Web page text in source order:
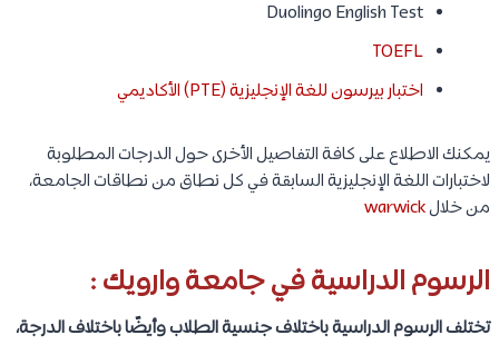
Duolingo English Test
TOEFL
اختبار بيرسون للغة الإنجليزية (PTE) الأكاديمي
يمكنك الاطلاع على كافة التفاصيل الأخرى حول الدرجات المطلوبة
لاختبارات اللغة الإنجليزية السابقة في كل نطاق من نطاقات الجامعة،
من خلالwarwick
الرسوم الدراسية في جامعة وارويك :
تختلف الرسوم الدراسية باختلاف جنسية الطلاب وأيضًا باختلاف الدرجة،